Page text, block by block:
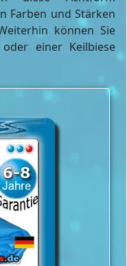
Farben und Stärken
können Sie
einer Keilbiese